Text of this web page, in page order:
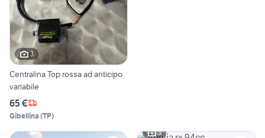
3
Centralina Top rossa ad anticipo
variabile
65 €
Gibellina (TP)
3